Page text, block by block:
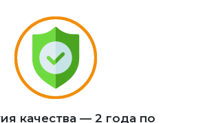
качества — 2 года по